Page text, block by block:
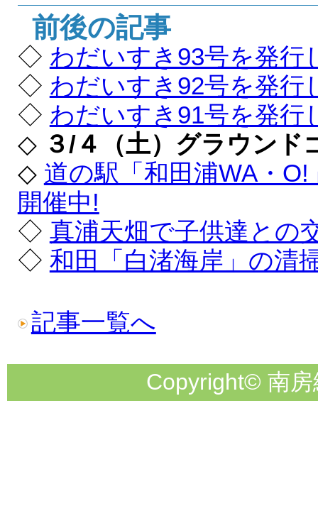
前後の記事
◇ わだいすき93号を発行
◇ わだいすき92号を発行
◇ わだいすき91号を発行
◇ ３/４（土）グラウンド
◇ 道の駅「和田浦WA・
開催中!
◇ 真浦天畑で子供達との
◇ 和田「白渚海岸」の清
記事一覧へ
Copyright© 南